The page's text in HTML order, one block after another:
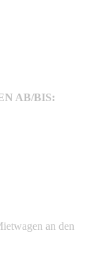
AB/BIS:
an den